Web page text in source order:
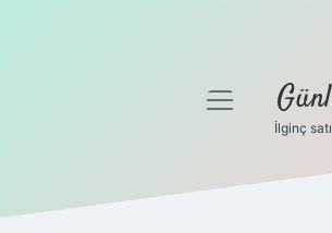
Hakkımızda
menüyü
İlginç